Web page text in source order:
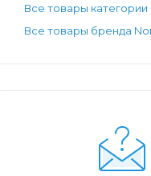
Все товары категории
Все товары бренда